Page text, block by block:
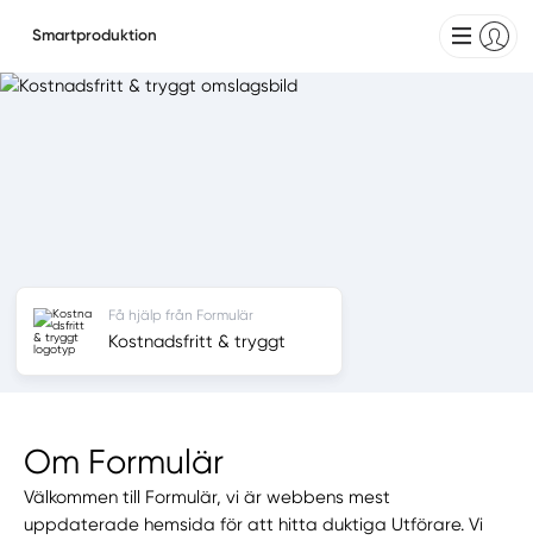
Smartproduktion
Om Formulär
Välkommen till Formulär, vi är webbens mest
uppdaterade hemsida för att hitta duktiga Utförare. Vi
Få hjälp från Formulär
Kostnadsfritt & tryggt